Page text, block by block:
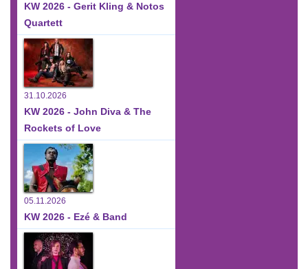
KW 2026 - Gerit Kling & Notos
Quartett
31.10.2026
KW 2026 - John Diva & The
Rockets of Love
05.11.2026
KW 2026 - Ezé & Band